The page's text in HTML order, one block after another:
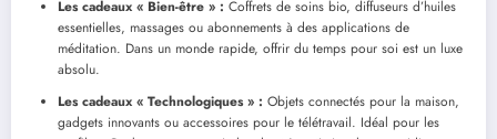
Les cadeaux « Bien-être » : Coffrets de soins bio, diffuseurs d’huiles
essentielles, massages ou abonnements à des applications de
méditation. Dans un monde rapide, offrir du temps pour soi est un luxe
absolu.
Les cadeaux « Technologiques » : Objets connectés pour la maison,
gadgets innovants ou accessoires pour le télétravail. Idéal pour les